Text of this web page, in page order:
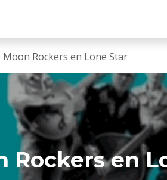
Moon Rockers en Lone Star
Rockers en